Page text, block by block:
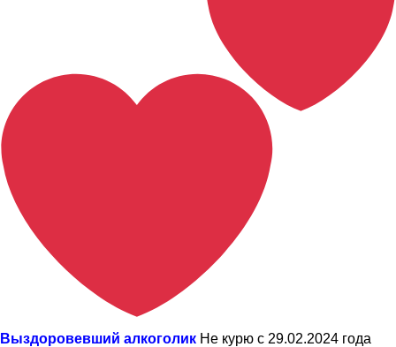
Выздоровевший алкоголик Не курю с 29.02.2024 года